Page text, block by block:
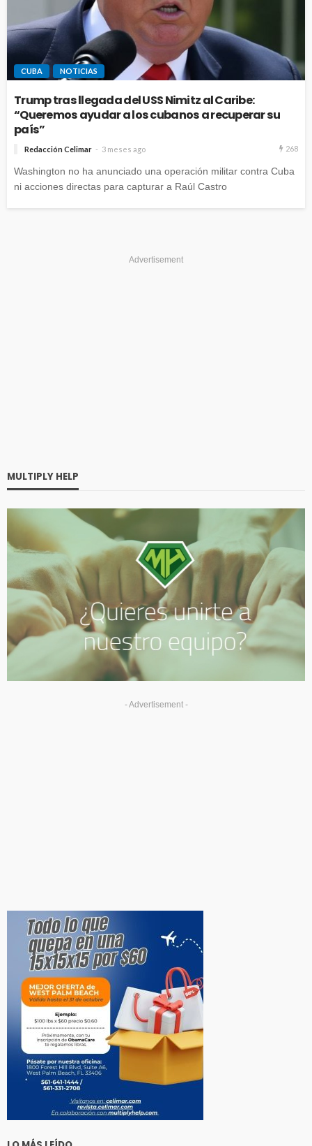
CUBA NOTICIAS
Trump tras llegada del USS Nimitz al Caribe:
“Queremos ayudar a los cubanos a recuperar su
país”
Redacción Celimar 3 meses ago 268
Washington no ha anunciado una operación militar contra Cuba
ni acciones directas para capturar a Raúl Castro
Advertisement
MULTIPLY HELP
- Advertisement -